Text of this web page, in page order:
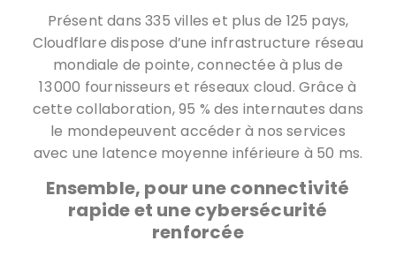
Présent dans 335 villes et plus de 125 pays,
Cloudflare dispose d’une infrastructure réseau
mondiale de pointe, connectée à plus de
13 000 fournisseurs et réseaux cloud. Grâce à
cette collaboration, 95 % des internautes dans
le mondepeuvent accéder à nos services
avec une latence moyenne inférieure à 50 ms.
Ensemble, pour une connectivité
rapide et une cybersécurité
renforcée